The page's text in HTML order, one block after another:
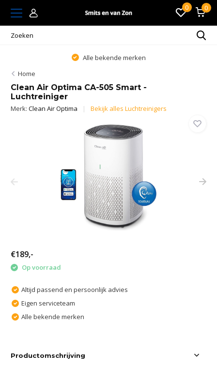
0 0
Alle bekende merken
Home
Clean Air Optima CA-505 Smart -
Luchtreiniger
Merk:Clean Air Optima Bekijk alles Luchtreinigers
€189,-
Op voorraad
Altijd passend en persoonlijk advies
Eigen serviceteam
Alle bekende merken
Productomschrijving